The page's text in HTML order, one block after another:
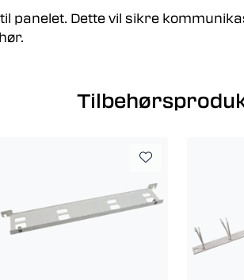
panelet. Dette vil sikre